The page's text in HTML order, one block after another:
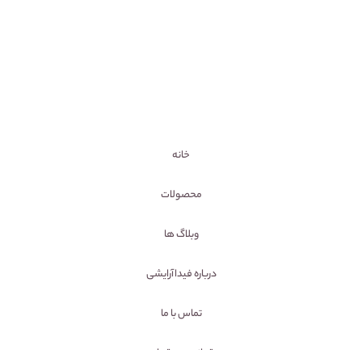
خانه
محصولات
وبلاگ ها
درباره فیداآرایشی
تماس با ما